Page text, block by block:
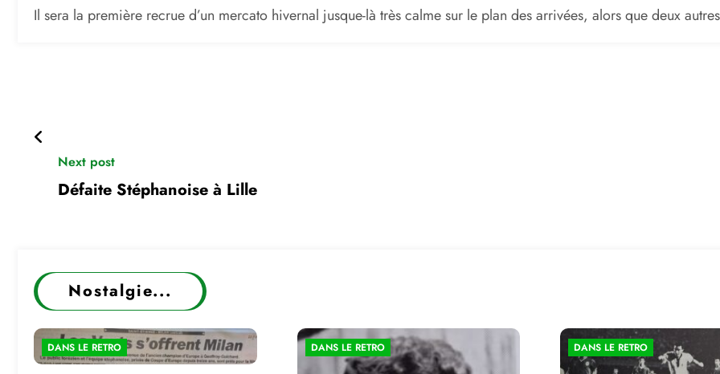
Il sera la première recrue d’un mercato hivernal jusque-là très calme sur le plan des arrivées, alors que deux
Next post
Défaite Stéphanoise à Lille
Nostalgie...
DANS LE RETRO DANS LE RETRO DANS LE RETRO